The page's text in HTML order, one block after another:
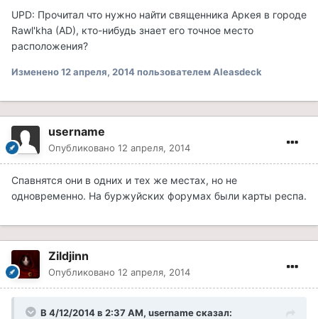
UPD: Прочитал что нужно найти священника Аркея в городе
Rawl'kha (AD), кто-нибудь знает его точное место
расположения?
Изменено12 апреля, 2014пользователем Aleasdeck
username
Опубликовано 12 апреля, 2014
Спавнятся они в одних и тех же местах, но не
одновременно. На буржуйских форумах были карты респа.
Zildjinn
Опубликовано 12 апреля, 2014
В 4/12/2014 в 2:37 AM, username сказал: